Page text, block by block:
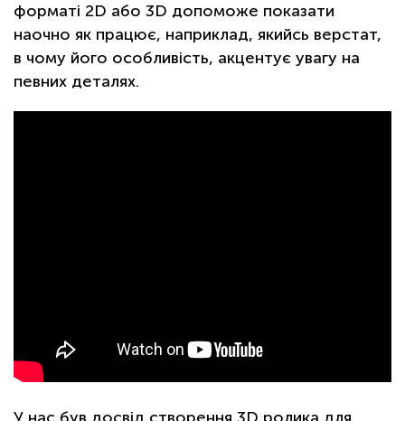
форматі 2D або 3D допоможе показати
наочно як працює, наприклад, якийсь верстат,
в чому його особливість, акцентує увагу на
певних деталях.